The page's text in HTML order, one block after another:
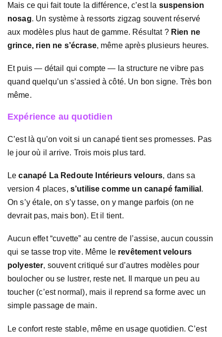
Mais ce qui fait toute la différence, c’est la suspension
nosag. Un système à ressorts zigzag souvent réservé
aux modèles plus haut de gamme. Résultat ? Rien ne
grince, rien ne s’écrase, même après plusieurs heures.
Et puis — détail qui compte — la structure ne vibre pas
quand quelqu’un s’assied à côté. Un bon signe. Très bon
même.
Expérience au quotidien
C’est là qu’on voit si un canapé tient ses promesses. Pas
le jour où il arrive. Trois mois plus tard.
Lecanapé La Redoute Intérieurs velours, dans sa
version 4 places, s’utilise comme un canapé familial .
On s’y étale, on s’y tasse, on y mange parfois (on ne
devrait pas, mais bon). Et il tient.
Aucun effet “cuvette” au centre de l’assise, aucun coussin
qui se tasse trop vite. Même le revêtement velours
polyester, souvent critiqué sur d’autres modèles pour
boulocher ou se lustrer, reste net. Il marque un peu au
toucher (c’est normal), mais il reprend sa forme avec un
simple passage de main.
Le confort reste stable, même en usage quotidien. C’est